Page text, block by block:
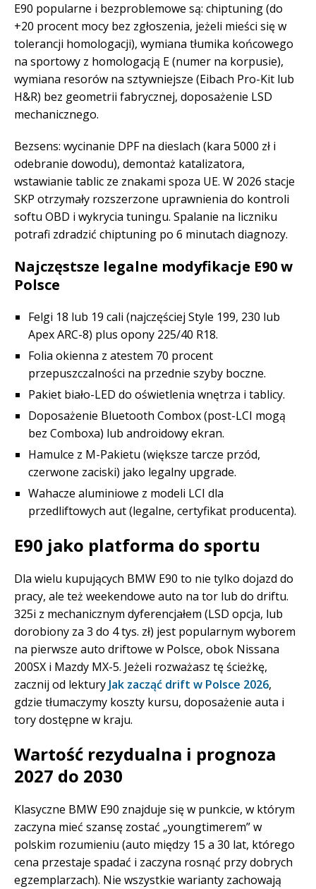
E90 popularne i bezproblemowe są: chiptuning (do
+20 procent mocy bez zgłoszenia, jeżeli mieści się w
tolerancji homologacji), wymiana tłumika końcowego
na sportowy z homologacją E (numer na korpusie),
wymiana resorów na sztywniejsze (Eibach Pro-Kit lub
H&R) bez geometrii fabrycznej, doposażenie LSD
mechanicznego.
Bezsens: wycinanie DPF na dieslach (kara 5000 zł i
odebranie dowodu), demontaż katalizatora,
wstawianie tablic ze znakami spoza UE. W 2026 stacje
SKP otrzymały rozszerzone uprawnienia do kontroli
softu OBD i wykrycia tuningu. Spalanie na liczniku
potrafi zdradzić chiptuning po 6 minutach diagnozy.
Najczęstsze legalne modyfikacje E90 w
Polsce
Felgi 18 lub 19 cali (najczęściej Style 199, 230 lub
Apex ARC-8) plus opony 225/40 R18.
Folia okienna z atestem 70 procent
przepuszczalności na przednie szyby boczne.
Pakiet biało-LED do oświetlenia wnętrza i tablicy.
Doposażenie Bluetooth Combox (post-LCI mogą
bez Comboxa) lub androidowy ekran.
Hamulce z M-Pakietu (większe tarcze przód,
czerwone zaciski) jako legalny upgrade.
Wahacze aluminiowe z modeli LCI dla
przedliftowych aut (legalne, certyfikat producenta).
E90 jako platforma do sportu
Dla wielu kupujących BMW E90 to nie tylko dojazd do
pracy, ale też weekendowe auto na tor lub do driftu.
325i z mechanicznym dyferencjałem (LSD opcja, lub
dorobiony za 3 do 4 tys. zł) jest popularnym wyborem
na pierwsze auto driftowe w Polsce, obok Nissana
200SX i Mazdy MX-5. Jeżeli rozważasz tę ścieżkę,
zacznij od lektury Jak zacząć drift w Polsce 2026,
gdzie tłumaczymy koszty kursu, doposażenie auta i
tory dostępne w kraju.
Wartość rezydualna i prognoza
2027 do 2030
Klasyczne BMW E90 znajduje się w punkcie, w którym
zaczyna mieć szansę zostać „youngtimerem” w
polskim rozumieniu (auto między 15 a 30 lat, którego
cena przestaje spadać i zaczyna rosnąć przy dobrych
egzemplarzach). Nie wszystkie warianty zachowają